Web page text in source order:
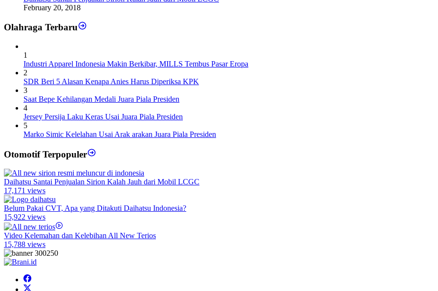
February 20, 2018
Olahraga Terbaru
1
Industri Apparel Indonesia Makin Berkibar, MILLS Tembus Pasar Eropa
2
SDR Beri 5 Alasan Kenapa Anies Harus Diperiksa KPK
3
Saat Bepe Kehilangan Medali Juara Piala Presiden
4
Jersey Persija Laku Keras Usai Juara Piala Presiden
5
Marko Simic Kelelahan Usai Arak arakan Juara Piala Presiden
Otomotif Terpopuler
Daihatsu Santai Penjualan Sirion Kalah Jauh dari Mobil LCGC
17,171 views
Belum Pakai CVT, Apa yang Ditakuti Daihatsu Indonesia?
15,922 views
Video Kelemahan dan Kelebihan All New Terios
15,788 views